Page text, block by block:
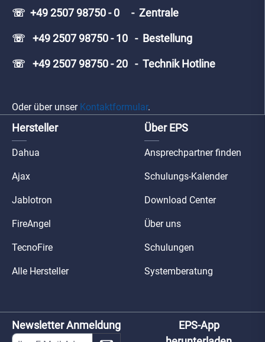
☏ +49 2507 98750 - 0 - Zentrale
☏ +49 2507 98750 - 10 - Bestellung
☏ +49 2507 98750 - 20 - Technik Hotline
Oder über unser Kontaktformular.
Hersteller
Dahua
Ajax
Jablotron
FireAngel
TecnoFire
Alle Hersteller
Über EPS
Ansprechpartner finden
Schulungs-Kalender
Download Center
Über uns
Schulungen
Systemberatung
Newsletter Anmeldung
EPS-App